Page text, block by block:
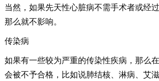
当然，如果先天性心脏病不需手术者或经
那么就不影响。
传染病
如果有一些较为严重的传染性疾病，那么
会被不予合格，比如说肺结核、淋病、艾滋